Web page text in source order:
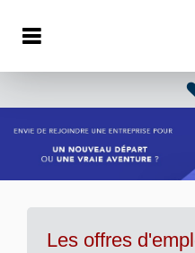
Les offres